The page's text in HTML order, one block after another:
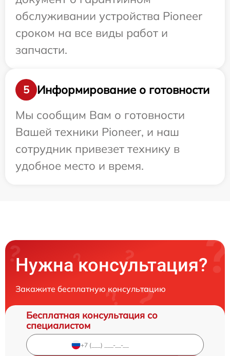
обслуживании устройства Pioneer
сроком на все виды работ и
запчасти.
5
Информирование о готовности
Мы сообщим Вам о готовности
Вашей техники Pioneer, и наш
сотрудник привезет технику в
удобное место и время.
Нужна консультация?
Закажите бесплатную консультацию
Бесплатная консультация со
специалистом